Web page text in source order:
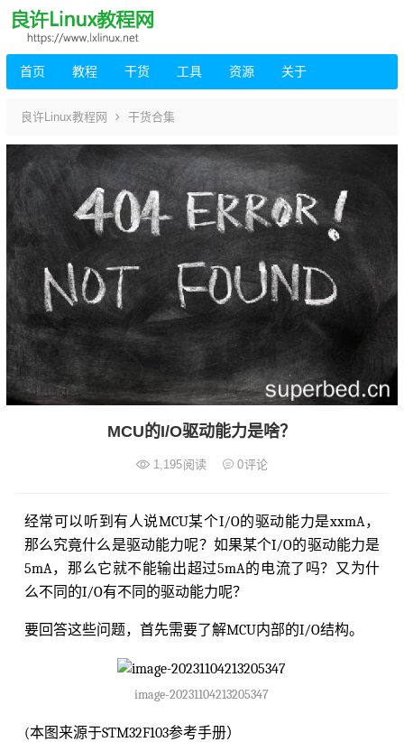
首页 教程 干货 工具 资源 关于
良许Linux教程网 干货合集
MCU的I/O驱动能力是啥？
1,195阅读 0评论
经常可以听到有人说MCU某个I/O的驱动能力是xxmA，
那么究竟什么是驱动能力呢？如果某个I/O的驱动能力是
5mA，那么它就不能输出超过5mA的电流了吗？又为什
么不同的I/O有不同的驱动能力呢？
要回答这些问题，首先需要了解MCU内部的I/O结构。
image-20231104213205347
(本图来源于STM32F103参考手册）